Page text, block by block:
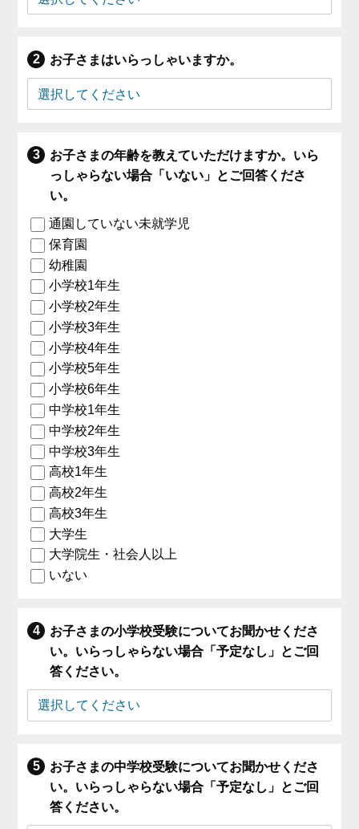
お子さまはいらっしゃいますか。
お子さまの年齢を教えていただけますか。いら
っしゃらない場合「いない」とご回答くださ
い。
通園していない未就学児
保育園
幼稚園
小学校1年生
小学校2年生
小学校3年生
小学校4年生
小学校5年生
小学校6年生
中学校1年生
中学校2年生
中学校3年生
高校1年生
高校2年生
高校3年生
大学生
大学院生・社会人以上
いない
お子さまの小学校受験についてお聞かせくださ
い。いらっしゃらない場合「予定なし」とご回
答ください。
お子さまの中学校受験についてお聞かせくださ
い。いらっしゃらない場合「予定なし」とご回
答ください。